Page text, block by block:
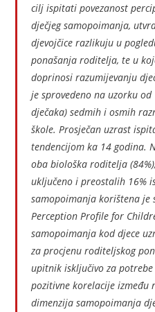
cilj ispitati povezanost
dječjeg samopoimanja,
djevojčice razlikuju u
ponašanja roditelja, te u
doprinosi razumijevanju
je sprovedeno na uzorku
dječaka) sedmih i osmih
škole. Prosječan uzrast
tendencijom ka 14 godina.
oba biološka roditelja
uključeno i preostalih 16%
samopoimanja korištena je
Perception Profile for
samopoimanja kod djece
za procjenu roditeljskog
upitnik isključivo za
pozitivne korelacije
dimenzija samopoimanja